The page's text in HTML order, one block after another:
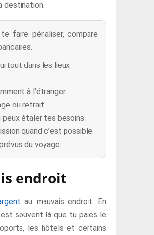
destination.
faire pénaliser, compare
dans les lieux
à l’étranger.
ou retrait.
peux étaler tes besoins.
quand c’est possible.
du voyage.
endroit
au mauvais endroit. En
souvent là que tu paies le
les hôtels et certains